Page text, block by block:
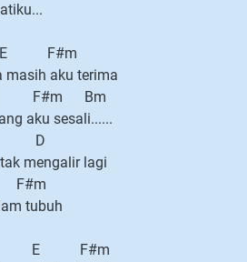
masih aku terima
Bm
aku sesali......
D
mengalir lagi
tubuh
F#m